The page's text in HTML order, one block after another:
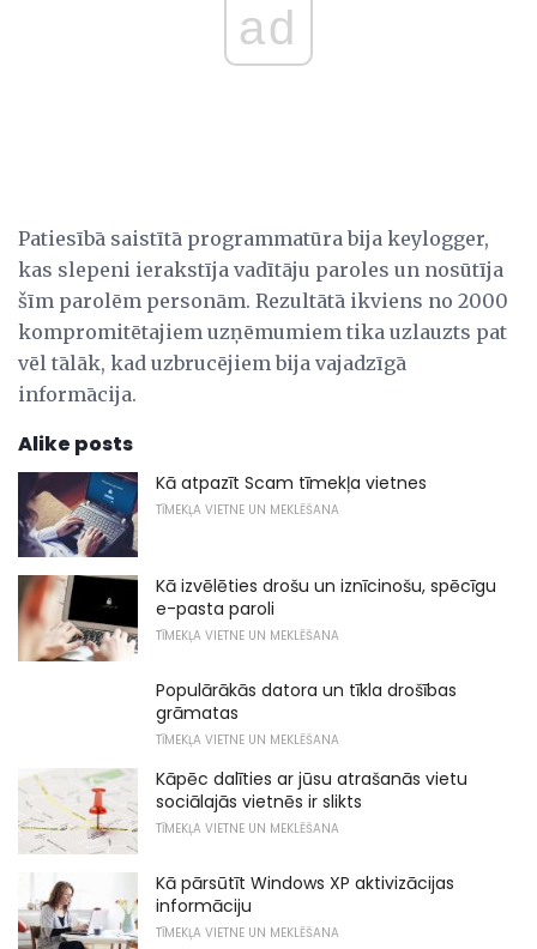
ad
Patiesībā saistītā programmatūra bija keylogger,
kas slepeni ierakstīja vadītāju paroles un nosūtīja
šīm parolēm personām. Rezultātā ikviens no 2000
kompromitētajiem uzņēmumiem tika uzlauzts pat
vēl tālāk, kad uzbrucējiem bija vajadzīgā
informācija.
Alike posts
Kā atpazīt Scam tīmekļa vietnes
TĪMEKĻA VIETNE UN MEKLĒŠANA
Kā izvēlēties drošu un iznīcinošu, spēcīgu
e-pasta paroli
TĪMEKĻA VIETNE UN MEKLĒŠANA
Populārākās datora un tīkla drošības
grāmatas
TĪMEKĻA VIETNE UN MEKLĒŠANA
Kāpēc dalīties ar jūsu atrašanās vietu
sociālajās vietnēs ir slikts
TĪMEKĻA VIETNE UN MEKLĒŠANA
Kā pārsūtīt Windows XP aktivizācijas
informāciju
TĪMEKĻA VIETNE UN MEKLĒŠANA